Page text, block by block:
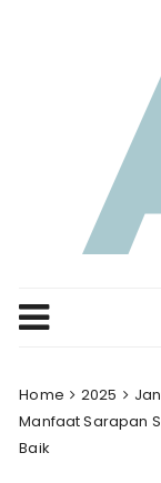
Home 2025
Manfaat Sarapan
Baik